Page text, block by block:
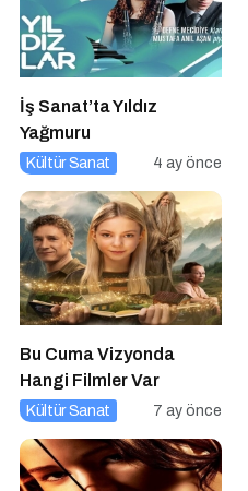
İş Sanat’ta Yıldız
Yağmuru
Kültür Sanat 4 ay önce
Bu Cuma Vizyonda
Hangi Filmler Var
Kültür Sanat 7 ay önce